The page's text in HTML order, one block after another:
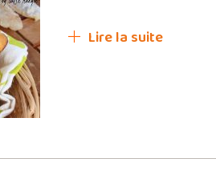
Lire la suite